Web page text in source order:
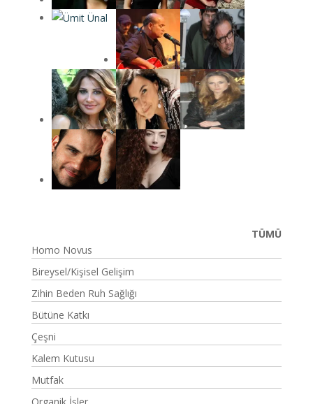
TÜMÜ
Homo Novus
Bireysel/Kişisel Gelişim
Zihin Beden Ruh Sağlığı
Bütüne Katkı
Çeşni
Kalem Kutusu
Mutfak